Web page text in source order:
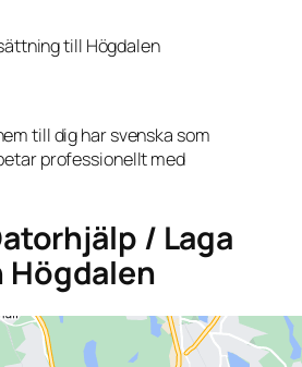
till Högdalen
till dig har svenska som
professionellt med
/ Laga
Högdalen